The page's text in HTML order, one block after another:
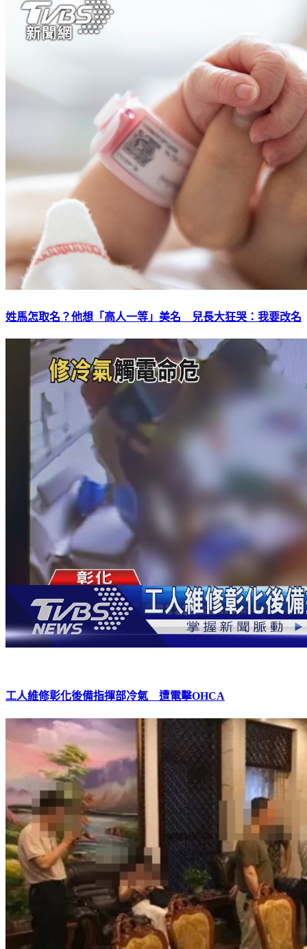
姓馬怎取名？他想「高人一等」美名 兒長大狂哭：我要改名
工人維修彰化後備指揮部冷氣 遭電擊OHCA